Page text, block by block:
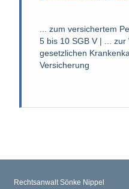
... zum versichertem
5 bis 10 SGB V | ...
gesetzlichen
Versicherung
Rechtsanwalt Sönke Nippel